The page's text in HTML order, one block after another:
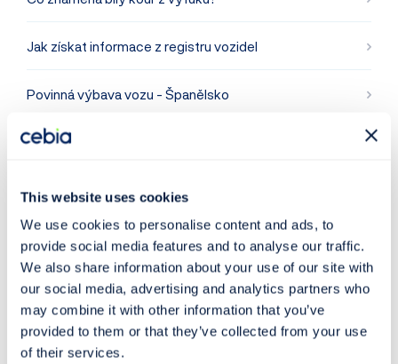
This website uses cookies
We use cookies to personalise content and ads, to
provide social media features and to analyse our traffic.
We also share information about your use of our site with
our social media, advertising and analytics partners who
may combine it with other information that you’ve
provided to them or that they’ve collected from your use
of their services.
Jak získat informace z registru vozidel
Povinná výbava vozu - Španělsko
Povinná výbava vozu - Slovensko
Povinná výbava vozu - Polsko
Povinná výbava vozu - Slovinsko
Povinná výbava vozu - Chorvatsko
Povinná výbava vozu - Itálie